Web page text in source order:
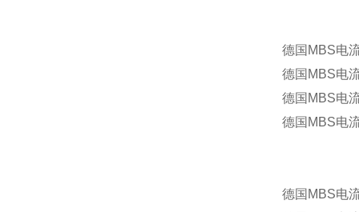
德国MBS电
德国MBS电
德国MBS电
德国MBS电
德国MBS电